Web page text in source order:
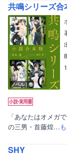
共鳴シリーズ合
ノベル｜巻
「あなたはオメガ
の三男・首藤煌…
SHY